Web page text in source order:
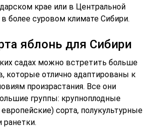
крае или в Центральной
более суровом климате Сибири.
яблонь для Сибири
садах можно встретить больше
которые отлично адаптированы к
произрастания. Все они
группы: крупноплодные
сорта, полукультурные
ранетки.